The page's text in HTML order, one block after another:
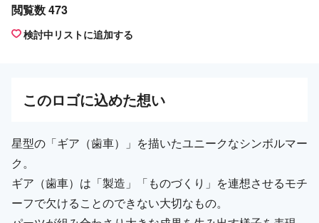
閲覧数 473
検討中リストに追加する
このロゴに込めた想い
星型の「ギア（歯車）」を描いたユニークなシンボルマー
ク。
ギア（歯車）は「製造」「ものづくり」を連想させるモチ
ーフで欠けることのできない大切なもの。